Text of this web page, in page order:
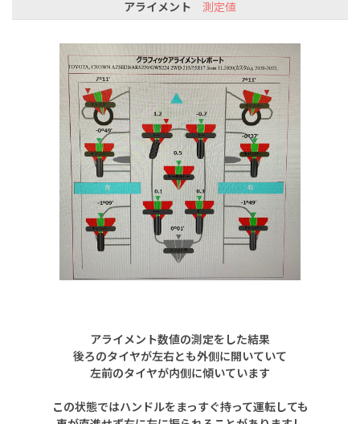
アライメント 測定値
アライメント数値の測定をした結果
後ろのタイヤが左右とも外側に開いていて
左前のタイヤが内側に傾いています
この状態ではハンドルをまっすぐ持って運転しても